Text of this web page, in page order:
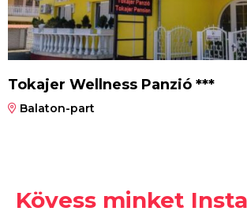
Tokajer Wellness Panzió ***
Balaton-part
Kövess minket